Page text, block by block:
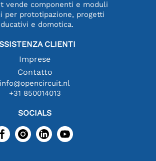
vende componenti e moduli
per prototipazione, progetti
e domotica.
CLIENTI
Imprese
Contatto
info@opencircuit.nl
+31 850014013
SOCIALS